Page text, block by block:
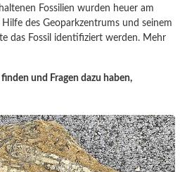
Fossilien wurden heuer am
des Geoparkzentrums und seinem
das Fossil identifiziert werden. Mehr
und Fragen dazu haben,